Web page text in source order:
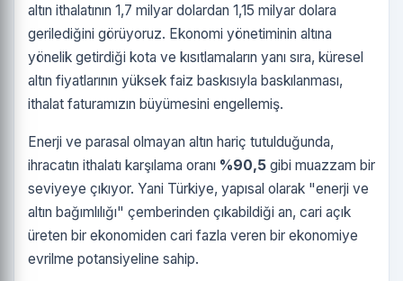
altın ithalatının 1,7 milyar dolardan 1,15 milyar dolara
gerilediğini görüyoruz. Ekonomi yönetiminin altına
yönelik getirdiği kota ve kısıtlamaların yanı sıra, küresel
altın fiyatlarının yüksek faiz baskısıyla baskılanması,
ithalat faturamızın büyümesini engellemiş.
Enerji ve parasal olmayan altın hariç tutulduğunda,
ihracatın ithalatı karşılama oranı %90,5 gibi muazzam bir
seviyeye çıkıyor. Yani Türkiye, yapısal olarak "enerji ve
altın bağımlılığı" çemberinden çıkabildiği an, cari açık
üreten bir ekonomiden cari fazla veren bir ekonomiye
evrilme potansiyeline sahip.